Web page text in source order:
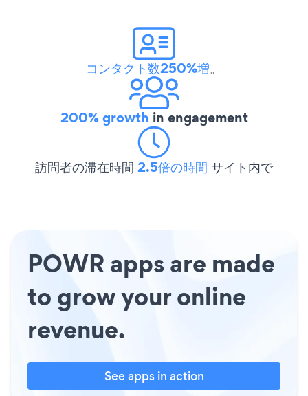
コンタクト数250%増。
200% growth in engagement
訪問者の滞在時間 2.5倍の時間 サイト内で
POWR apps are made
to grow your online
revenue.
See apps in action